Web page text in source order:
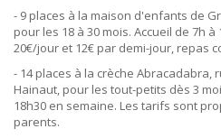
- 9 places à la maison d'enfants de
pour les 18 à 30 mois. Accueil de 7h
20€/jour et 12€ par demi-jour, repas
- 14 places à la crèche Abracadabra,
Hainaut, pour les tout-petits dès 3
18h30 en semaine. Les tarifs sont
parents.